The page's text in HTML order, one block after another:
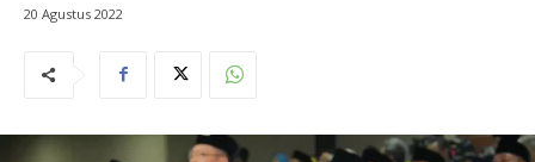
20 Agustus 2022